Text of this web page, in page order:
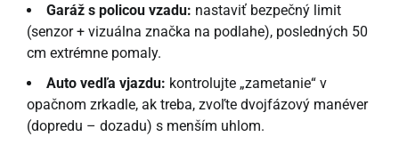
Garáž s policou vzadu: nastaviť bezpečný limit
(senzor + vizuálna značka na podlahe), posledných 50
cm extrémne pomaly.
Auto vedľa vjazdu: kontrolujte „zametanie“ v
opačnom zrkadle, ak treba, zvoľte dvojfázový manéver
(dopredu – dozadu) s menším uhlom.